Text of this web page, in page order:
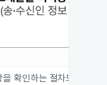
확인하는 절차도 필요